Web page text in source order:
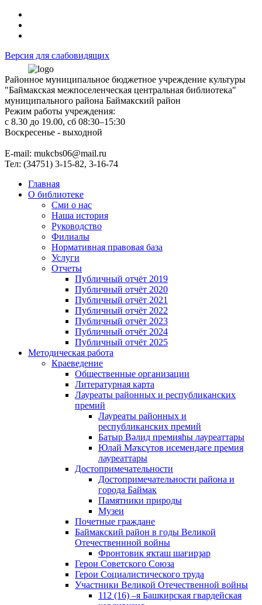
Версия для слабовидящих
Районное муниципальное бюджетное учреждение культуры
"Баймакская межпоселенческая центральная библиотека"
муниципального района Баймакский район
Режим работы учреждения:
с 8.30 до 19.00, сб 08:30–15:30
Воскресенье - выходной
Е-mail: mukcbs06@mail.ru
Тел: (34751) 3-15-82, 3-16-74
Главная
О библиотеке
Сми о нас
Наша история
Руководство
Филиалы
Нормативная правовая база
Услуги
Отчеты
Публичный отчёт 2019
Публичный отчёт 2020
Публичный отчёт 2021
Публичный отчёт 2022
Публичный отчёт 2023
Публичный отчёт 2024
Публичный отчёт 2025
Методическая работа
Краеведение
Общественные организации
Литературная карта
Лауреаты районных и республиканских
премий
Лауреаты районных и
республиканских премий
Батыр Вәлид премияһы лауреаттары
Юлай Мәҡсүтов исемендәге премия
лауреаттары
Достопримечательности
Достопримечательности района и
города Баймак
Памятники природы
Музеи
Почетные граждане
Баймакский район в годы Великой
Отечественнной войны
Фронтовик яҡташ шағирҙар
Герои Советского Союза
Герои Социалистического труда
Участники Великой Отечественной войны
112 (16) –я Башкирская гвардейская